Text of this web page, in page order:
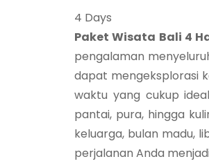
4 Days
Paket Wisata Bali 4
pengalaman
dapat mengeksplorasi
waktu yang cukup
pantai, pura, hingga
keluarga, bulan madu,
perjalanan Anda